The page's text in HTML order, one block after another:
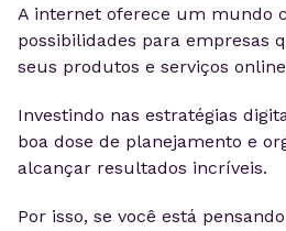
A internet oferece um mundo
possibilidades para empresas
seus produtos e serviços
Investindo nas estratégias
boa dose de planejamento e
alcançar resultados incríveis.
Por isso, se você está